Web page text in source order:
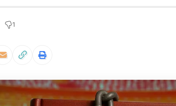
1